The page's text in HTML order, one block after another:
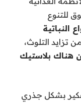
للتنوع
النباتية
تزايد التلوث،
قد يكون هناك بلاستيك
بشكل جذري